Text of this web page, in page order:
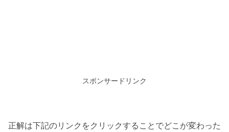
スポンサードリンク
正解は下記のリンクをクリックすることでどこが変わった